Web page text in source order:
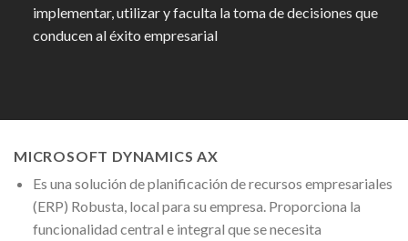
implementar, utilizar y faculta la toma de decisiones que
conducen al éxito empresarial
MICROSOFT DYNAMICS AX
Es una solución de planificación de recursos empresariales
(ERP) Robusta, local para su empresa. Proporciona la
funcionalidad central e integral que se necesita